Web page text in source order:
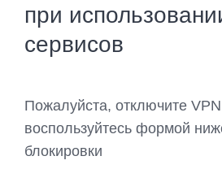
при
сервисов
Пожалуйста, отключите
воспользуйтесь формой
блокировки